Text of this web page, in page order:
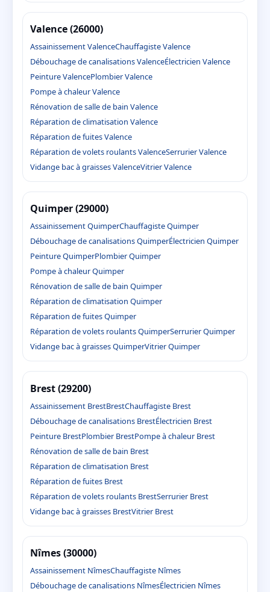
Valence (26000)
Assainissement ValenceChauffagiste Valence
Débouchage de canalisations ValenceÉlectricien Valence
Peinture ValencePlombier Valence
Pompe à chaleur Valence
Rénovation de salle de bain Valence
Réparation de climatisation Valence
Réparation de fuites Valence
Réparation de volets roulants ValenceSerrurier Valence
Vidange bac à graisses ValenceVitrier Valence
Quimper (29000)
Assainissement QuimperChauffagiste Quimper
Débouchage de canalisations QuimperÉlectricien Quimper
Peinture QuimperPlombier Quimper
Pompe à chaleur Quimper
Rénovation de salle de bain Quimper
Réparation de climatisation Quimper
Réparation de fuites Quimper
Réparation de volets roulants QuimperSerrurier Quimper
Vidange bac à graisses QuimperVitrier Quimper
Brest (29200)
Assainissement BrestBrestChauffagiste Brest
Débouchage de canalisations BrestÉlectricien Brest
Peinture BrestPlombier BrestPompe à chaleur Brest
Rénovation de salle de bain Brest
Réparation de climatisation Brest
Réparation de fuites Brest
Réparation de volets roulants BrestSerrurier Brest
Vidange bac à graisses BrestVitrier Brest
Nîmes (30000)
Assainissement NîmesChauffagiste Nîmes
Débouchage de canalisations NîmesÉlectricien Nîmes